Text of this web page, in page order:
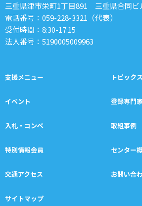
三重県津市栄町1丁目891 三重県合同ビ
電話番号： 059-228-3321 （代表）
受付時間：8:30-17:15
法人番号：5190005009963
支援メニュー トピックス
イベント 登録専門
入札・コンペ 取組事例
特別情報会員 センター
交通アクセス お問い合
サイトマップ